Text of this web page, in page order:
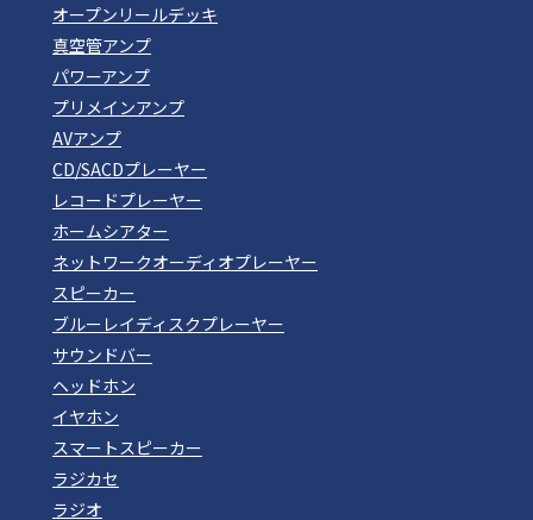
オープンリールデッキ
真空管アンプ
パワーアンプ
プリメインアンプ
AVアンプ
CD/SACDプレーヤー
レコードプレーヤー
ホームシアター
ネットワークオーディオプレーヤー
スピーカー
ブルーレイディスクプレーヤー
サウンドバー
ヘッドホン
イヤホン
スマートスピーカー
ラジカセ
ラジオ